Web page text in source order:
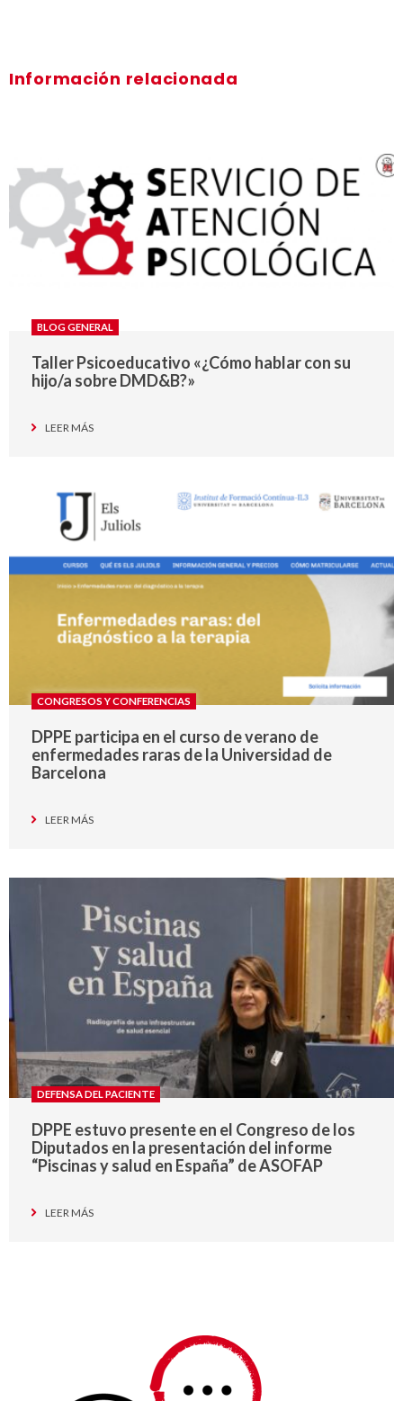
Información relacionada
BLOG GENERAL
Taller Psicoeducativo «¿Cómo hablar con su
hijo/a sobre DMD&B?»
LEER MÁS
CONGRESOS Y CONFERENCIAS
DPPE participa en el curso de verano de
enfermedades raras de la Universidad de
Barcelona
LEER MÁS
DEFENSA DEL PACIENTE
DPPE estuvo presente en el Congreso de los
Diputados en la presentación del informe
“Piscinas y salud en España” de ASOFAP
LEER MÁS